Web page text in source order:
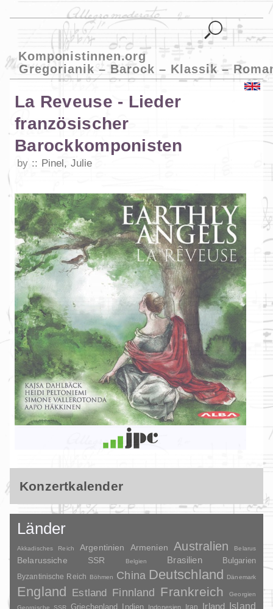
Komponistinnen.org
Gregorianik – Barock – Klassik –
La Reveuse - Lieder
französischer
Barockkomponisten
by Pinel, Julie
Konzertkalender
Länder
Akkadisches Reich Argentinien Armenien Australien Belarus
Belarussiche SSR Belgien Brasilien Bulgarien
Byzantinische Reich Böhmen China Deutschland Dänemark
England Estland Finnland Frankreich
Georgien
Georgische SSR
Griechenland Indien Indonesien Iran Irland
Island